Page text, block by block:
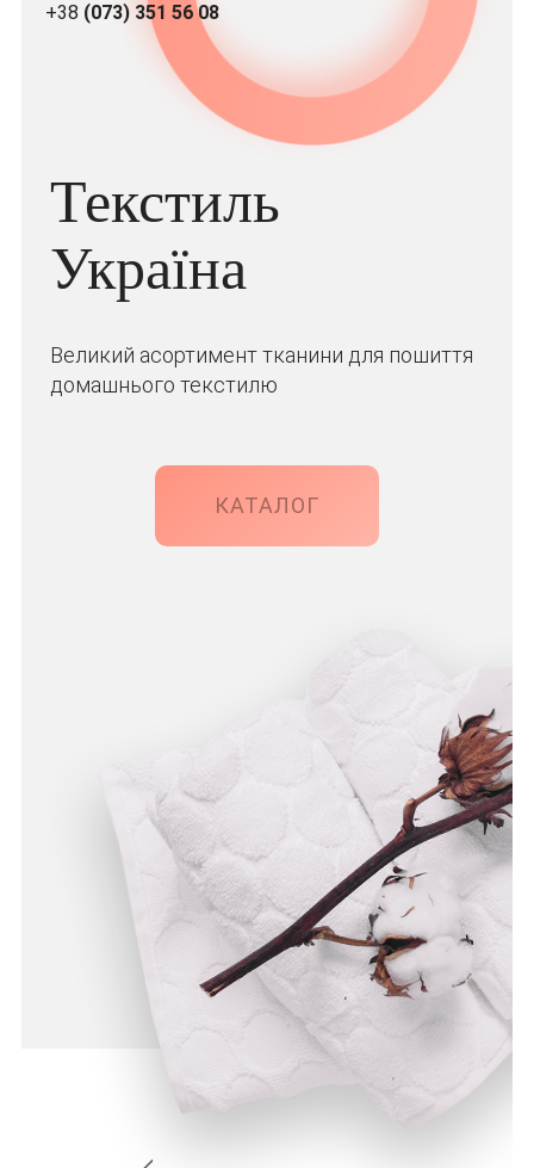
+38 (073) 351 56 08
Текстиль
Україна
Великий асортимент тканини для пошиття
домашнього текстилю
КАТАЛОГ